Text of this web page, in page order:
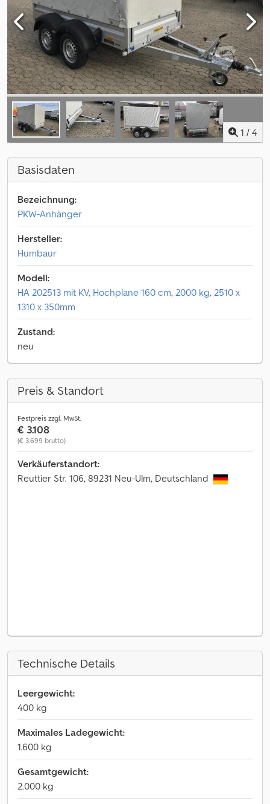
1 / 4
Basisdaten
Bezeichnung:
PKW-Anhänger
Hersteller:
Humbaur
Modell:
HA 202513 mit KV, Hochplane 160 cm, 2000 kg, 2510 x
1310 x 350mm
Zustand:
neu
Preis & Standort
Festpreis zzgl. MwSt.
€ 3.108
(€ 3.699 brutto)
Verkäuferstandort:
Reuttier Str. 106, 89231 Neu-Ulm, Deutschland
Technische Details
Leergewicht:
400 kg
Maximales Ladegewicht:
1.600 kg
Gesamtgewicht:
2.000 kg